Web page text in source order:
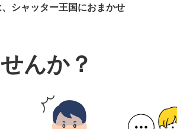
、シャッター王国におまかせ
んか？